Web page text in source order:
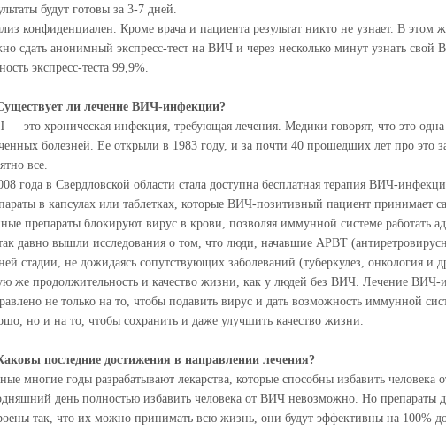
будут готовы за 3-7 дней.
конфиденциален. Кроме врача и пациента результат никто не узнает. В этом
сдать анонимный экспресс-тест на ВИЧ и через несколько минут узнать свой
экспресс-теста 99,9%.
ли лечение ВИЧ-инфекции?
это хроническая инфекция, требующая лечения. Медики говорят, что это
болезней. Ее открыли в 1983 году, и за почти 40 прошедших лет про это
все.
года в Свердловской области стала доступна бесплатная терапия ВИЧ-
в капсулах или таблетках, которые ВИЧ-позитивный пациент принимает
препараты блокируют вирус в крови, позволяя иммунной системе работать
давно вышли исследования о том, что люди, начавшие АРВТ
стадии, не дожидаясь сопутствующих заболеваний (туберкулез, онкология и
же продолжительность и качество жизни, как у людей без ВИЧ. Лечение ВИЧ-
не только на то, чтобы подавить вирус и дать возможность иммунной
но и на то, чтобы сохранить и даже улучшить качество жизни.
последние достижения в направлении лечения?
многие годы разрабатывают лекарства, которые способны избавить
день полностью избавить человека от ВИЧ невозможно. Но препараты
так, что их можно принимать всю жизнь, они будут эффективны на 100%